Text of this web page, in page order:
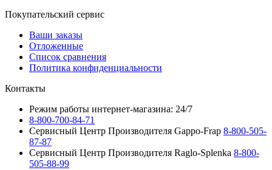
Покупательский сервис
Ваши заказы
Отложенные
Список сравнения
Политика конфиденциальности
Контакты
Режим работы интернет-магазина: 24/7
8-800-700-84-71
Сервисный Центр Производителя Gappo-Frap 8-800-505-
87-87
Сервисный Центр Производителя Raglo-Splenka 8-800-
505-88-99